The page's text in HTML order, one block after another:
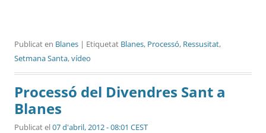
Publicat en Blanes | Etiquetat Blanes, Processó, Ressusitat,
Setmana Santa,vídeo
Processó del Divendres Sant a
Blanes
Publicat el07 d'abril, 2012 - 08:01 CEST